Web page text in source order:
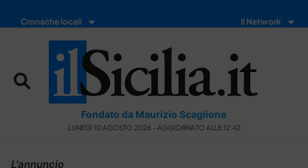
Cronache locali Il Network
Fondato da Maurizio Scaglione
LUNEDÌ 10 AGOSTO 2026 - AGGIORNATO ALLE 12:42
L'annuncio